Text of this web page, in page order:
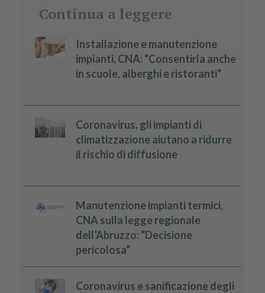
Continua a leggere
Installazione e manutenzione
impianti, CNA: “Consentirla anche
in scuole, alberghi e ristoranti”
Coronavirus, gli impianti di
climatizzazione aiutano a ridurre
il rischio di diffusione
Manutenzione impianti termici,
CNA sulla legge regionale
dell’Abruzzo: “Decisione
pericolosa”
Coronavirus e sanificazione degli